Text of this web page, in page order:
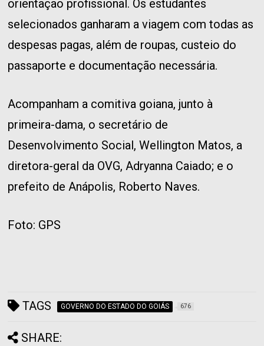
orientação profissional. Os estudantes
selecionados ganharam a viagem com todas as
despesas pagas, além de roupas, custeio do
passaporte e documentação necessária.
Acompanham a comitiva goiana, junto à
primeira-dama, o secretário de
Desenvolvimento Social, Wellington Matos, a
diretora-geral da OVG, Adryanna Caiado; e o
prefeito de Anápolis, Roberto Naves.
Foto: GPS
TAGS GOVERNO DO ESTADO DO GOIÁS 676
SHARE: